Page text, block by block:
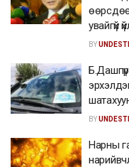
өөрсдөө
увайгүй
BY
BY
Нарны